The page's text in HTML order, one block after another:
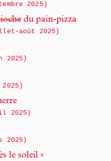
2025)
du pain-pizza
août 2025)
2025)
2025)
2025)
le soleil »